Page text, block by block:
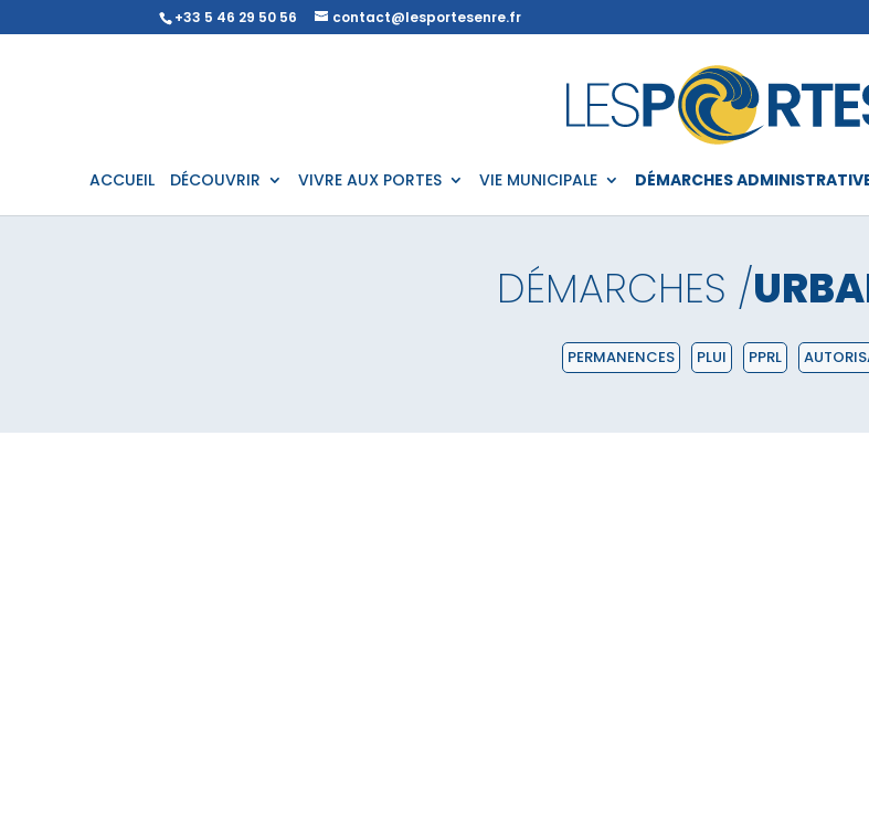
+33 5 46 29 50 56 contact@lesportesenre.fr
ACCUEIL DÉCOUVRIR VIVRE AUX PORTES VIE MUNICIPALE DÉMARCHES
DÉMARCHES /
PERMANENCES PLUI PPRL